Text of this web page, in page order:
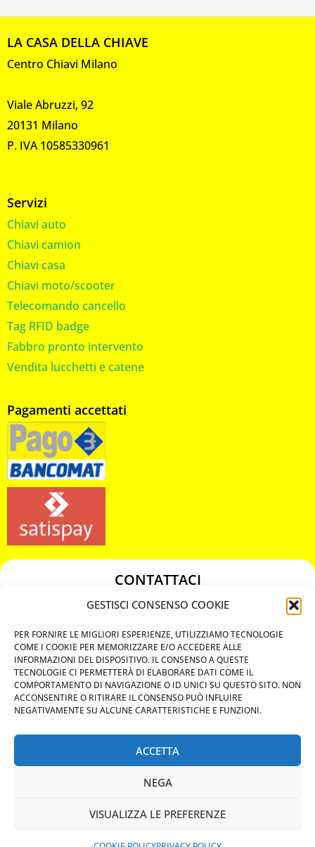
GESTISCI CONSENSO COOKIE
PER FORNIRE LE MIGLIORI ESPERIENZE, UTILIZZIAMO TECNOLOGIE
COME I COOKIE PER MEMORIZZARE E/O ACCEDERE ALLE
INFORMAZIONI DEL DISPOSITIVO. IL CONSENSO A QUESTE
TECNOLOGIE CI PERMETTERÀ DI ELABORARE DATI COME IL
COMPORTAMENTO DI NAVIGAZIONE O ID UNICI SU QUESTO SITO. NON
ACCONSENTIRE O RITIRARE IL CONSENSO PUÒ INFLUIRE
NEGATIVAMENTE SU ALCUNE CARATTERISTICHE E FUNZIONI.
ACCETTA
NEGA
VISUALIZZA LE PREFERENZE
LA CASA DELLA CHIAVE
Centro Chiavi Milano
Viale Abruzzi, 92
20131 Milano
P. IVA 10585330961
Servizi
Chiavi auto
Chiavi camion
Chiavi casa
Chiavi moto/scooter
Telecomando cancello
Tag RFID badge
Fabbro pronto intervento
Vendita lucchetti e catene
Pagamenti accettati
CONTATTACI
349 3863811
chiavicodificate@gmail.com
Privacy Policy
Cookie Policy
MAPS
CHIAMA ORA